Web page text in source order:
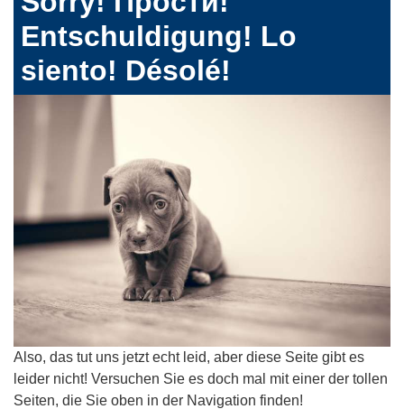
Entschuldigung! Lo
siento! Désolé!
Also, das tut uns jetzt echt leid, aber diese Seite gibt es
leider nicht! Versuchen Sie es doch mal mit einer der tollen
Seiten, die Sie oben in der Navigation finden!